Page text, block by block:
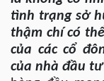
tình trạng sở
thậm chí có
của các cổ
của nhà đầu